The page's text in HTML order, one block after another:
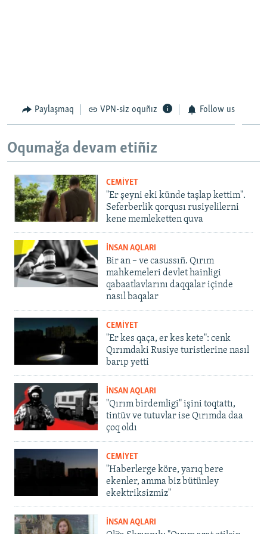
Paylaşmaq VPN-siz oquñız Follow us
Oqumağa devam etiñiz
CEMİYET
"Er şeyni eki künde taşlap kettim".
Seferberlik qorqusı rusiyelilerni
kene memleketten quva
İNSAN AQLARI
Bir an – ve casussıñ. Qırım
mahkemeleri devlet hainligi
qabaatlavlarını daqqalar içinde
nasıl baqalar
CEMİYET
"Er kes qaça, er kes kete": cenk
Qırımdaki Rusiye turistlerine nasıl
barıp yetti
İNSAN AQLARI
"Qırım birdemligi" işini toqtattı,
tintüv ve tutuvlar ise Qırımda daa
çoq oldı
CEMİYET
"Haberlerge köre, yarıq bere
ekenler, amma biz bütünley
ekektriksizmiz"
İNSAN AQLARI